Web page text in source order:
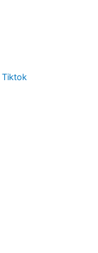
Tiktok